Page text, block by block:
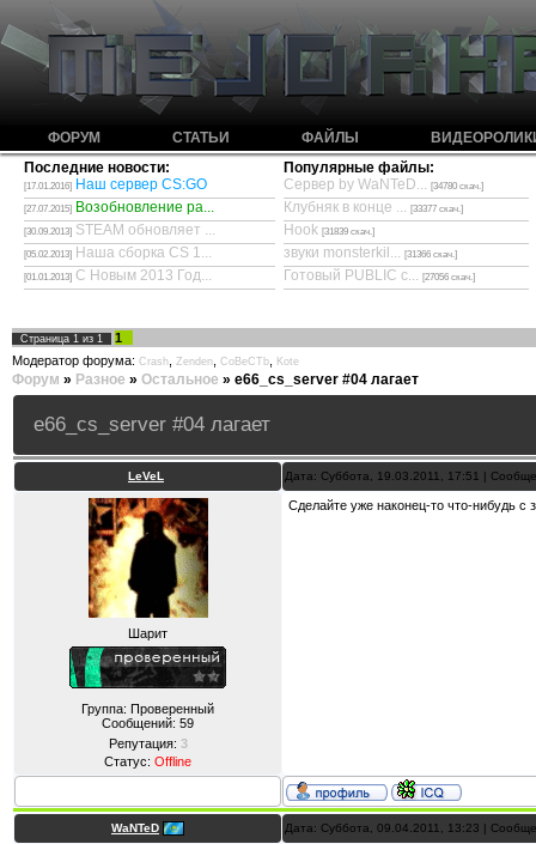
ФОРУМ СТАТЬИ ФАЙЛЫ
Последние новости:
[17.01.2016] Наш сервер CS:GO
[27.07.2015] Возобновление ра...
[30.09.2013] STEAM обновляет ...
[05.02.2013] Наша сборка CS 1...
[01.01.2013] С Новым 2013 Год...
Популярные файлы:
Сервер by WaNTeD... [34780 скач.]
Клубняк в конце ... [33377 скач.]
Hook [31839 скач.]
звуки monsterkil... [31366 скач.]
Готовый PUBLIC с... [27056 скач.]
Страница 1 из 1
1
Модератор форума: Crash Zenden CoBeCTb Kote
Форум » Разное » Остальное » e66_cs_server #04 лагает
e66_cs_server #04 лагает
LeVeL Дата: Суббота, 19.03.2011, 17:51 |
Шарит
Группа: Проверенный
Сообщений: 59
Репутация: 3
Статус: Offline
Сделайте уже наконец-то что-нибудь с
WaNTeD Дата: Суббота, 09.04.2011, 13:23 |